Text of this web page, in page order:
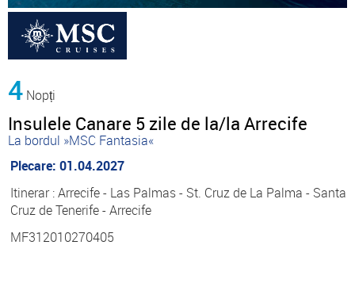
4 Nopți
Insulele Canare 5 zile de la/la Arrecife
La bordul »MSC Fantasia«
Plecare: 01.04.2027
Itinerar : Arrecife - Las Palmas - St. Cruz de La Palma - Santa
Cruz de Tenerife - Arrecife
MF312010270405